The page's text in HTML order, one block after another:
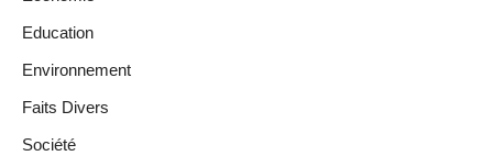
Education
Environnement
Faits Divers
Société